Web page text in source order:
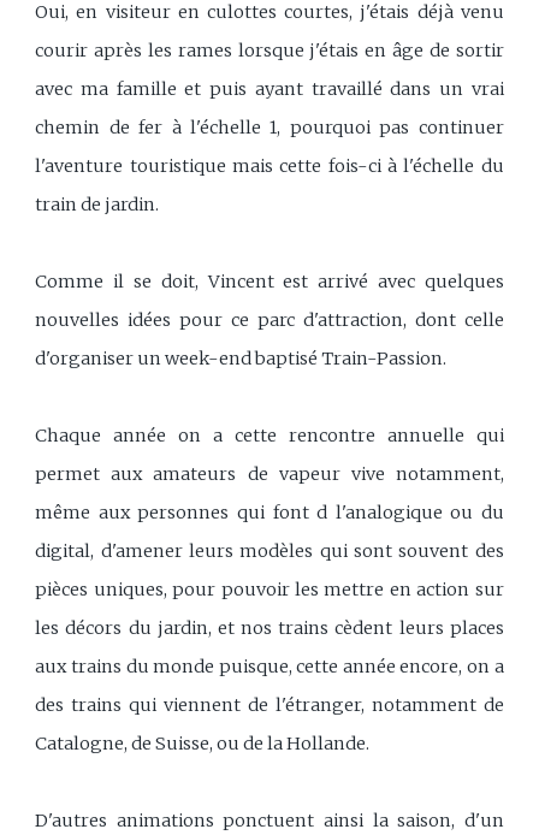
Oui, en visiteur en culottes courtes, j'étais déjà venu
courir après les rames lorsque j'étais en âge de sortir
avec ma famille et puis ayant travaillé dans un vrai
chemin de fer à l'échelle 1, pourquoi pas continuer
l'aventure touristique mais cette fois-ci à l'échelle du
train de jardin.
Comme il se doit, Vincent est arrivé avec quelques
nouvelles idées pour ce parc d'attraction, dont celle
d'organiser un week-end baptisé Train-Passion.
Chaque année on a cette rencontre annuelle qui
permet aux amateurs de vapeur vive notamment,
même aux personnes qui font d l'analogique ou du
digital, d'amener leurs modèles qui sont souvent des
pièces uniques, pour pouvoir les mettre en action sur
les décors du jardin, et nos trains cèdent leurs places
aux trains du monde puisque, cette année encore, on a
des trains qui viennent de l'étranger, notamment de
Catalogne, de Suisse, ou de la Hollande.
D'autres animations ponctuent ainsi la saison, d'un